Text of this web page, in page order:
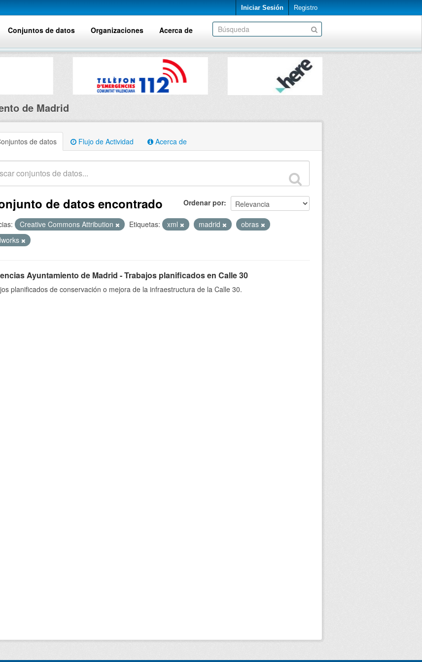
Iniciar Sesión Registro
Conjuntos de datos Organizaciones Acerca de
de Madrid
de datos Flujo de Actividad Acerca de
Ordenar por
de datos encontrado
Creative Commons Attribution Etiquetas: xml madrid
obras
Ayuntamiento de Madrid - Trabajos planificados en Calle 30
planificados de conservación o mejora de la infraestructura de la Calle 30.